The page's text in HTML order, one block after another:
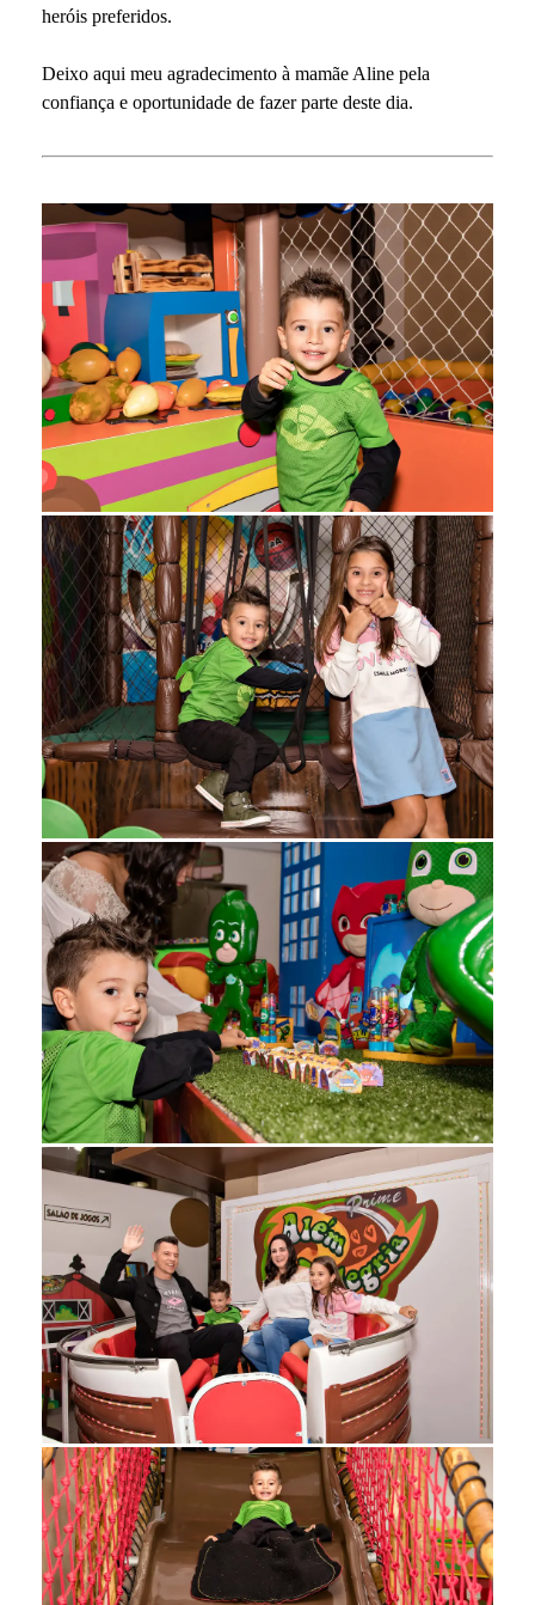
heróis preferidos.
Deixo aqui meu agradecimento à mamãe Aline pela
confiança e oportunidade de fazer parte deste dia.